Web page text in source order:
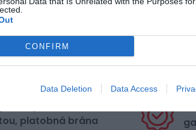
CONFIRM
Data Deletion Data Access
platobná brána